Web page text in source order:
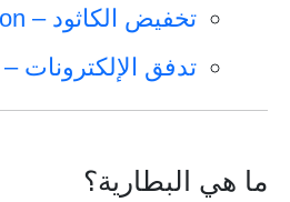
تخفيض الكاثود – Cathode Reduction
تدفق الإلكترونات – Electron Flow
ما هي البطارية؟